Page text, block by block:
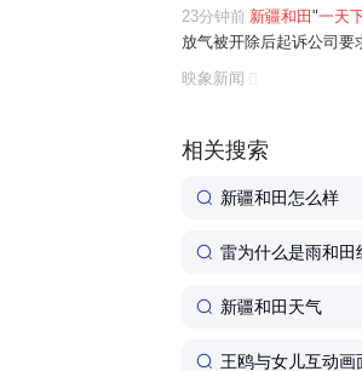
23分钟前 新疆和田 "一天
放气被开除后起诉公司要
映象新闻
相关搜索
新疆和田怎么样
雷为什么是雨和田
新疆和田天气
王鸥与女儿互动画